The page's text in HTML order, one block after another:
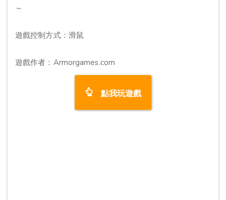
～
遊戲控制方式：滑鼠
遊戲作者：Armorgames.com
點我玩遊戲